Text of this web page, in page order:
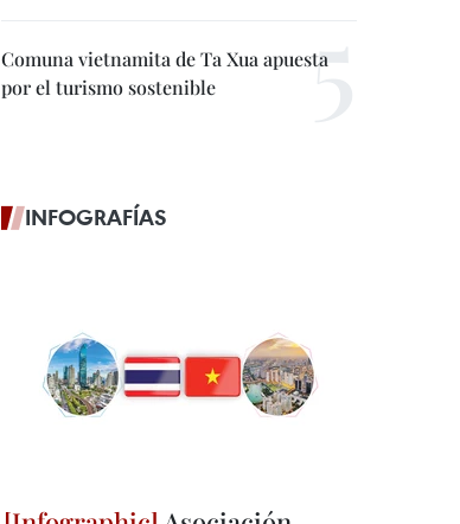
Comuna vietnamita de Ta Xua apuesta
por el turismo sostenible
INFOGRAFÍAS